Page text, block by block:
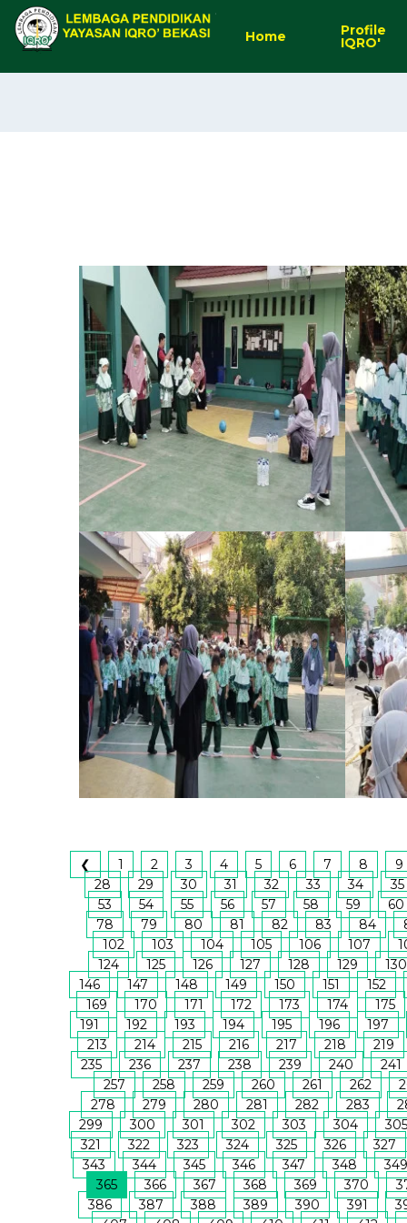
Home Profile
IQRO'
❮ 1 2 3 4 5 6 7 8
9
28
29 30 31 32 33 34
35
53
54 55 56 57 58 59
60
78
79 80 81 82 83 84
102
103 104 105 106 107
124
125 126 127 128 129
130
146
147 148 149 150 151
152
169
170 171 172 173 174
175
191
192 193 194 195 196
197
213
214 215 216 217 218
219
235
236 237 238 239 240
241
257
258 259 260 261 262
278
279 280 281 282 283
299
300 301 302 303 304
305
321
322 323 324 325 326
327
343
344 345 346 347 348
349
365
366 367 368 369 370
386
387 388 389 390 391